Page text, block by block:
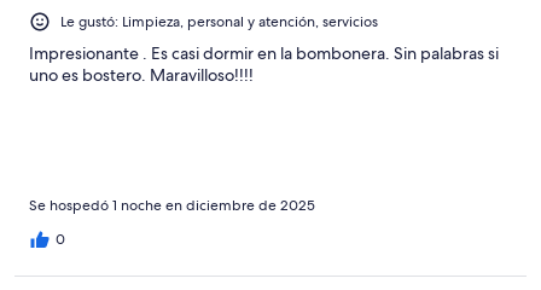
Le gustó: Limpieza, personal y atención, servicios
Impresionante . Es casi dormir en la bombonera. Sin palabras si
uno es bostero. Maravilloso!!!!
Se hospedó 1 noche en diciembre de 2025
0